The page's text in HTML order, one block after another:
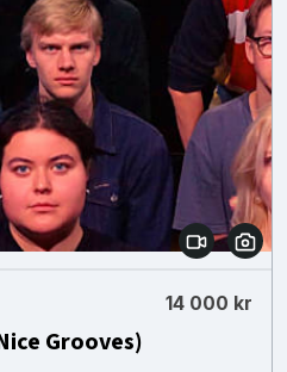
14 000 kr
Grooves)